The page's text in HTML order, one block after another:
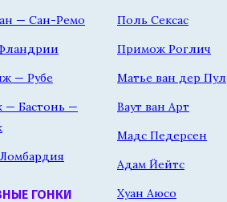
— Сан-Ремо
— Рубе
— Бастонь —
ГОНКИ
Поль Сексас
Примож Роглич
Матье ван дер Пул
Ваут ван Арт
Мадс Педерсен
Адам Йейтс
Хуан Аюсо